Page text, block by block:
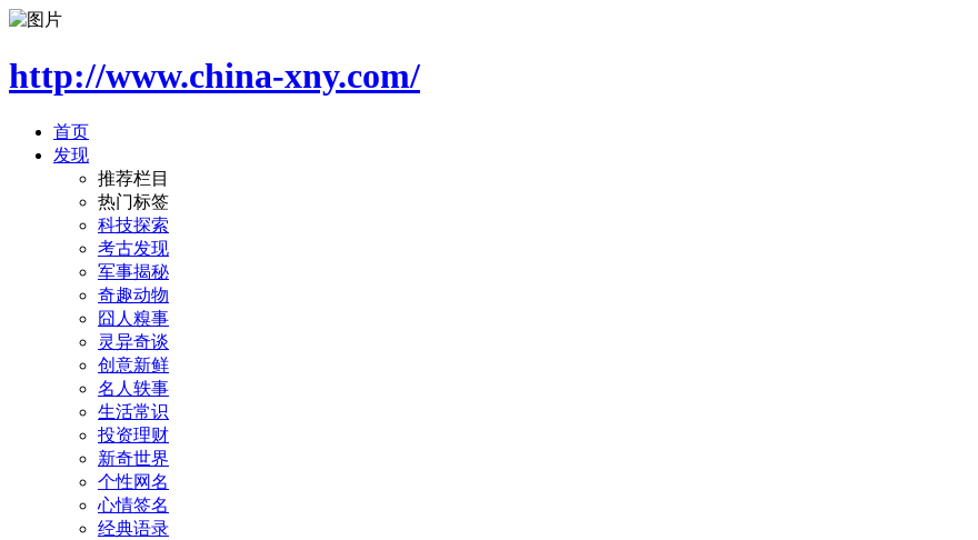
http://www.china-xny.com/
首页
发现
推荐栏目
热门标签
科技探索
考古发现
军事揭秘
奇趣动物
囧人糗事
灵异奇谈
创意新鲜
名人轶事
生活常识
投资理财
新奇世界
个性网名
心情签名
经典语录